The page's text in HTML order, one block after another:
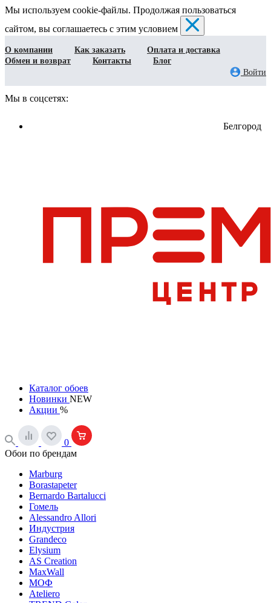
Мы используем cookie-файлы. Продолжая пользоваться
сайтом, вы соглашаетесь с этим условием
О компании Как заказать
Оплата и доставка
Обмен и возврат
Контакты
Блог
Войти
Мы в соцсетях:
Белгород
Каталог обоев
Новинки NEW
Акции %
0
Обои по брендам
Marburg
Borastapeter
Bernardo Bartalucci
Гомель
Alessandro Allori
Индустрия
Grandeco
Elysium
AS Creation
MaxWall
МОФ
Ateliero